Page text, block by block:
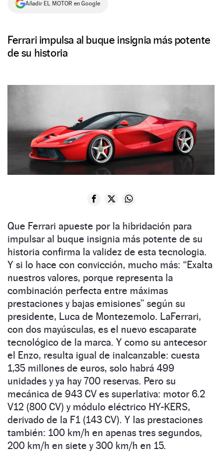
SÍGUENOS
Añadir EL MOTOR en Google
Ferrari impulsa al buque insignia más potente
de su historia
Que Ferrari apueste por la hibridación para
impulsar al buque insignia más potente de su
historia confirma la validez de esta tecnologia.
Y si lo hace con convicción, mucho más: “Exalta
nuestros valores, porque representa la
combinación perfecta entre máximas
prestaciones y bajas emisiones” según su
presidente, Luca de Montezemolo. LaFerrari,
con dos mayúsculas, es el nuevo escaparate
tecnológico de la marca. Y como su antecesor
el Enzo, resulta igual de inalcanzable: cuesta
1,35 millones de euros, solo habrá 499
unidades y ya hay 700 reservas. Pero su
mecánica de 943 CV es superlativa: motor 6.2
V12 (800 CV) y módulo eléctrico HY-KERS,
derivado de la F1 (143 CV). Y las prestaciones
también: 100 km/h en apenas tres segundos,
200 km/h en siete y 300 km/h en 15.